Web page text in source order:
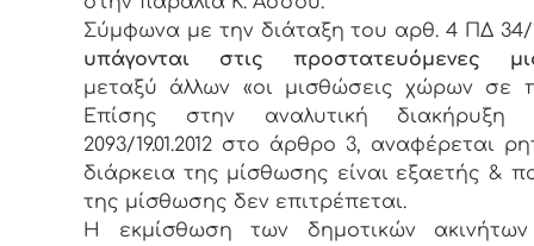
Σύμφωνα με την διάταξη του αρθ. 4 ΠΔ 34/
υπάγονται στις
προστατευόμενες
μεταξύ άλλων «οι μισθώσεις χώρων σε
Επίσης στην αναλυτική
2093/19.01.2012 στο άρθρο 3, αναφέρεται
διάρκεια της μίσθωσης είναι εξαετής &
της μίσθωσης δεν επιτρέπεται.
Η εκμίσθωση των δημοτικών ακινήτων